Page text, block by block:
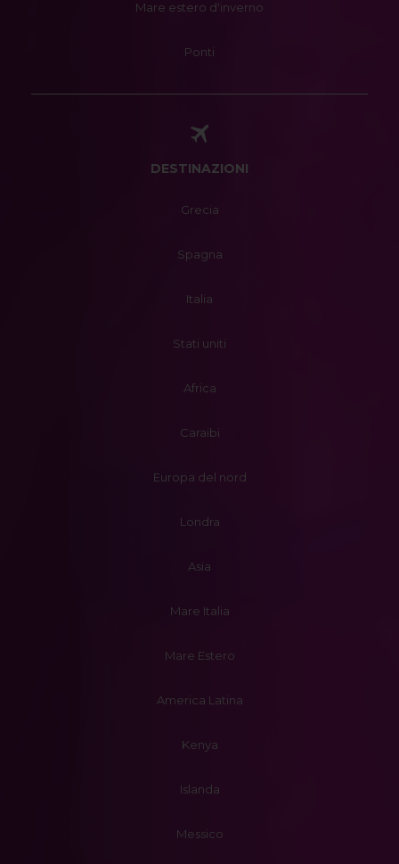
Mare estero d'inverno
Ponti
DESTINAZIONI
Grecia
Spagna
Italia
Stati uniti
Africa
Caraibi
Europa del nord
Londra
Asia
Mare Italia
Mare Estero
America Latina
Kenya
Islanda
Messico